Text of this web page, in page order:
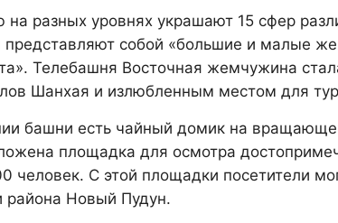
разных уровнях украшают 15 сфер
представляют собой «большие и малые
Телебашня Восточная жемчужина
Шанхая и излюбленным местом для
башни есть чайный домик на
площадка для осмотра
человек. С этой площадки посетители
района Новый Пудун.